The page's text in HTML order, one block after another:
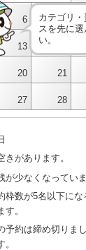
6 7
13
20 21
27 28
カテゴリ
スを先に
い。
きがあります。
が少なくなっていま
枠数が5名以下に
。
予約は締め切りま